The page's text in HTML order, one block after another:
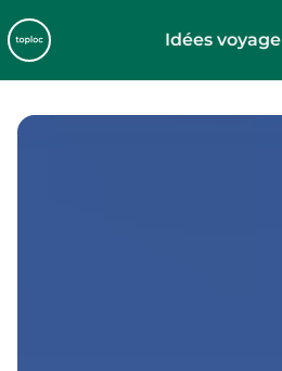
Idées voyage